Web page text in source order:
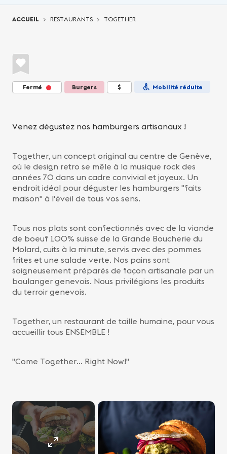
ACCUEIL RESTAURANTS TOGETHER
Fermé Burgers $ Mobilité réduite
Venez dégustez nos hamburgers artisanaux !
Together, un concept original au centre de Genève,
où le design retro se mêle à la musique rock des
années 70 dans un cadre convivial et joyeux. Un
endroit idéal pour déguster les hamburgers "faits
maison" à l'éveil de tous vos sens.
Tous nos plats sont confectionnés avec de la viande
de boeuf 100% suisse de la Grande Boucherie du
Molard, cuits à la minute, servis avec des pommes
frites et une salade verte. Nos pains sont
soigneusement préparés de façon artisanale par un
boulanger genevois. Nous privilégions les produits
du terroir genevois.
Together, un restaurant de taille humaine, pour vous
accueillir tous ENSEMBLE !
"Come Together... Right Now!"